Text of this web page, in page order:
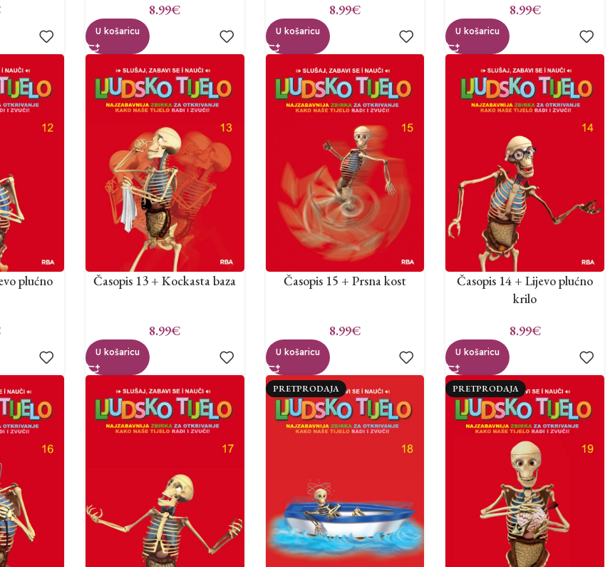
8.99€
U košaricu
8.99€
U košaricu
8.99€
U košaricu
plućno
Časopis 13 + Kockasta baza
8.99€
U košaricu
Časopis 15 + Prsna kost
8.99€
U košaricu
Časopis 14 + Lijevo plućno
krilo
8.99€
U košaricu
PRETPRODAJA PRETPRODAJA